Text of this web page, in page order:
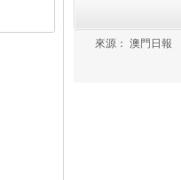
來源： 澳門日報